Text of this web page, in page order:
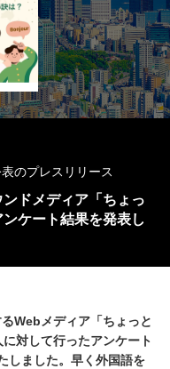
のプレスリリース
ドメディア「ちょっ
ケート結果を発表し
Webメディア「ちょっと
対して行ったアンケート
しました。早く外国語を